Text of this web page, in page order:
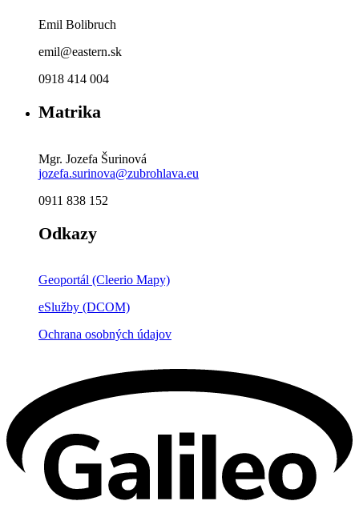
Emil Bolibruch
emil@eastern.sk
0918 414 004
Matrika
Mgr. Jozefa Šurinová
jozefa.surinova@zubrohlava.eu
0911 838 152
Odkazy
Geoportál (Cleerio Mapy)
eSlužby (DCOM)
Ochrana osobných údajov